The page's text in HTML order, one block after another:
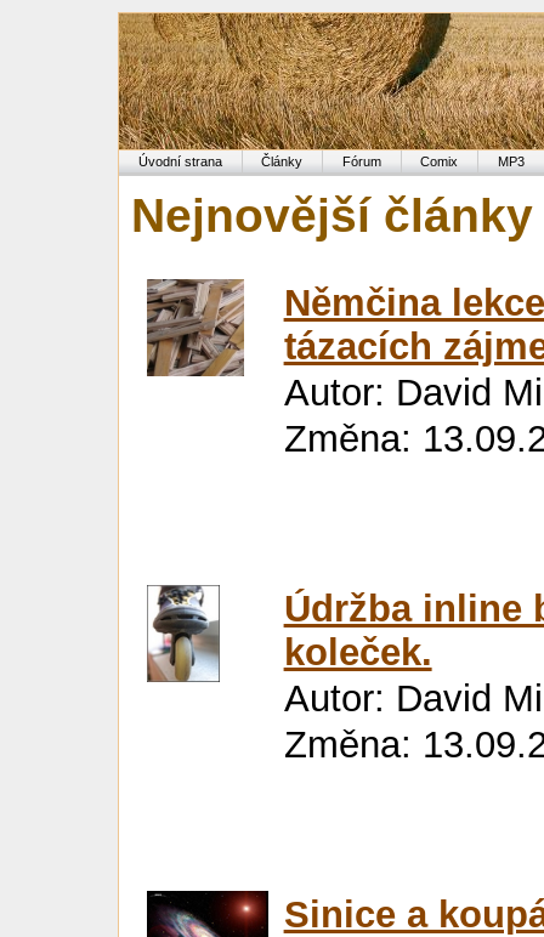
Úvodní strana Články Fórum Comix MP3
Nejnovější články
Němčina
tázacích
Autor: David
Změna:
Údržba inline
koleček.
Autor: David
Změna:
Sinice a